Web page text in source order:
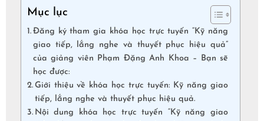
Mục lục
Đăng ký tham gia khóa học trực tuyến “Kỹ năng
giao tiếp, lắng nghe và thuyết phục hiệu quả”
của giảng viên Phạm Đặng Anh Khoa – Bạn sẽ
học được:
Giới thiệu về khóa học trực tuyến: Kỹ năng giao
tiếp, lắng nghe và thuyết phục hiệu quả.
Nội dung khóa học trực tuyến “Kỹ năng giao